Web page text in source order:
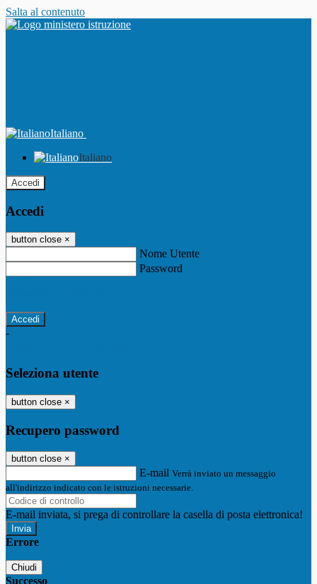
Salta al contenuto
Italiano
Italiano
Accedi
Accedi
button close ×
Nome Utente
Password
-
Seleziona utente
button close ×
Recupero password
button close ×
E-mail Verrà inviato un messaggio
all'indirizzo indicato con le istruzioni necessarie.
E-mail inviata, si prega di controllare la casella di posta elettronica!
Errore
Chiudi
Successo